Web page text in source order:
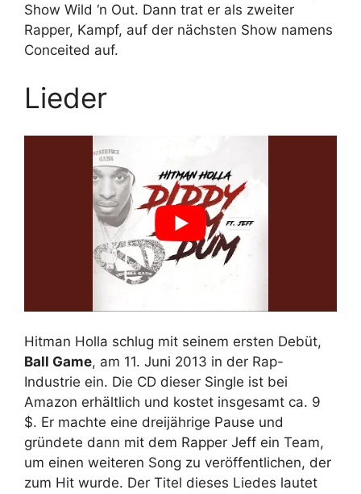
Show Wild ‘n Out. Dann trat er als zweiter
Rapper, Kampf, auf der nächsten Show namens
Conceited auf.
Lieder
Hitman Holla schlug mit seinem ersten Debüt,
Ball Game, am 11. Juni 2013 in der Rap-
Industrie ein. Die CD dieser Single ist bei
Amazon erhältlich und kostet insgesamt ca. 9
$. Er machte eine dreijährige Pause und
gründete dann mit dem Rapper Jeff ein Team,
um einen weiteren Song zu veröffentlichen, der
zum Hit wurde. Der Titel dieses Liedes lautet